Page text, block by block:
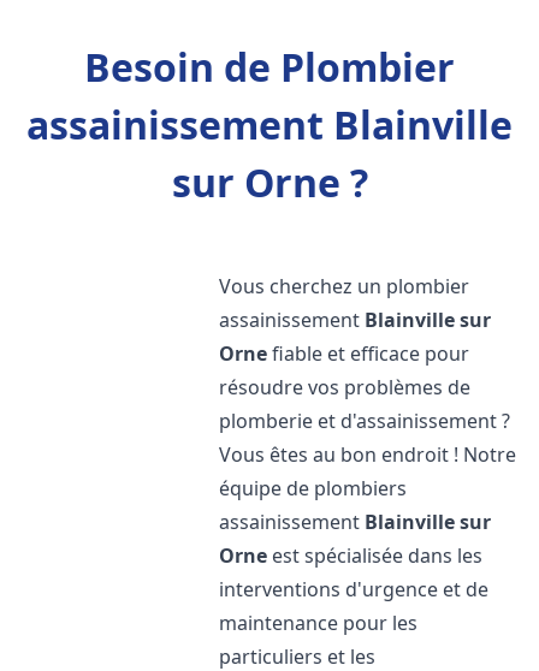
Besoin de Plombier
assainissement Blainville
sur Orne ?
Vous cherchez un plombier
assainissement Blainville sur
Ornefiable et efficace pour
résoudre vos problèmes de
plomberie et d'assainissement ?
Vous êtes au bon endroit ! Notre
équipe de plombiers
assainissement Blainville sur
Orne est spécialisée dans les
interventions d'urgence et de
maintenance pour les
particuliers et les